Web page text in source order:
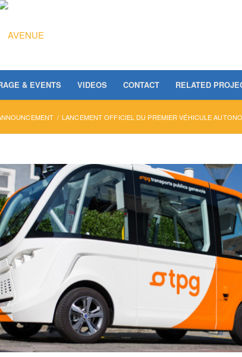
& EVENTS VIDEOS CONTACT RELATED
/ LANCEMENT OFFICIEL DU PREMIER VÉHICULE